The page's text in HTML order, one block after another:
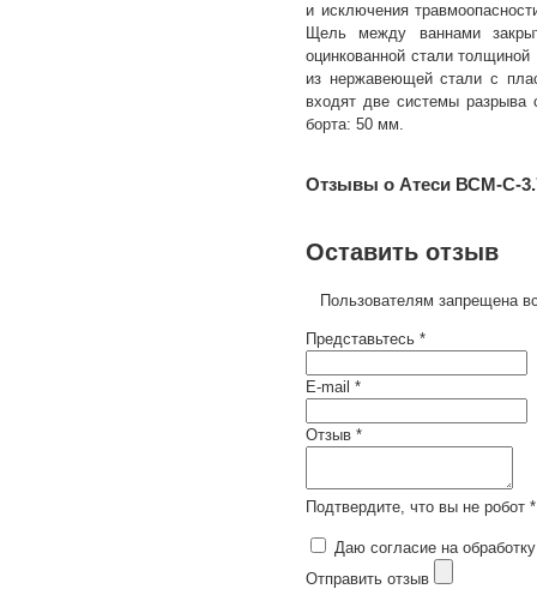
и исключения
Щель между ваннами
оцинкованной стали
из нержавеющей стали с
входят две системы
борта: 50 мм.
Отзывы о Атеси ВСМ-С-
Оставить отзыв
Пользователям запрещена
Представьтесь *
E-mail *
Отзыв *
Подтвердите, что вы не робот *
Даю согласие на
Отправить отзыв